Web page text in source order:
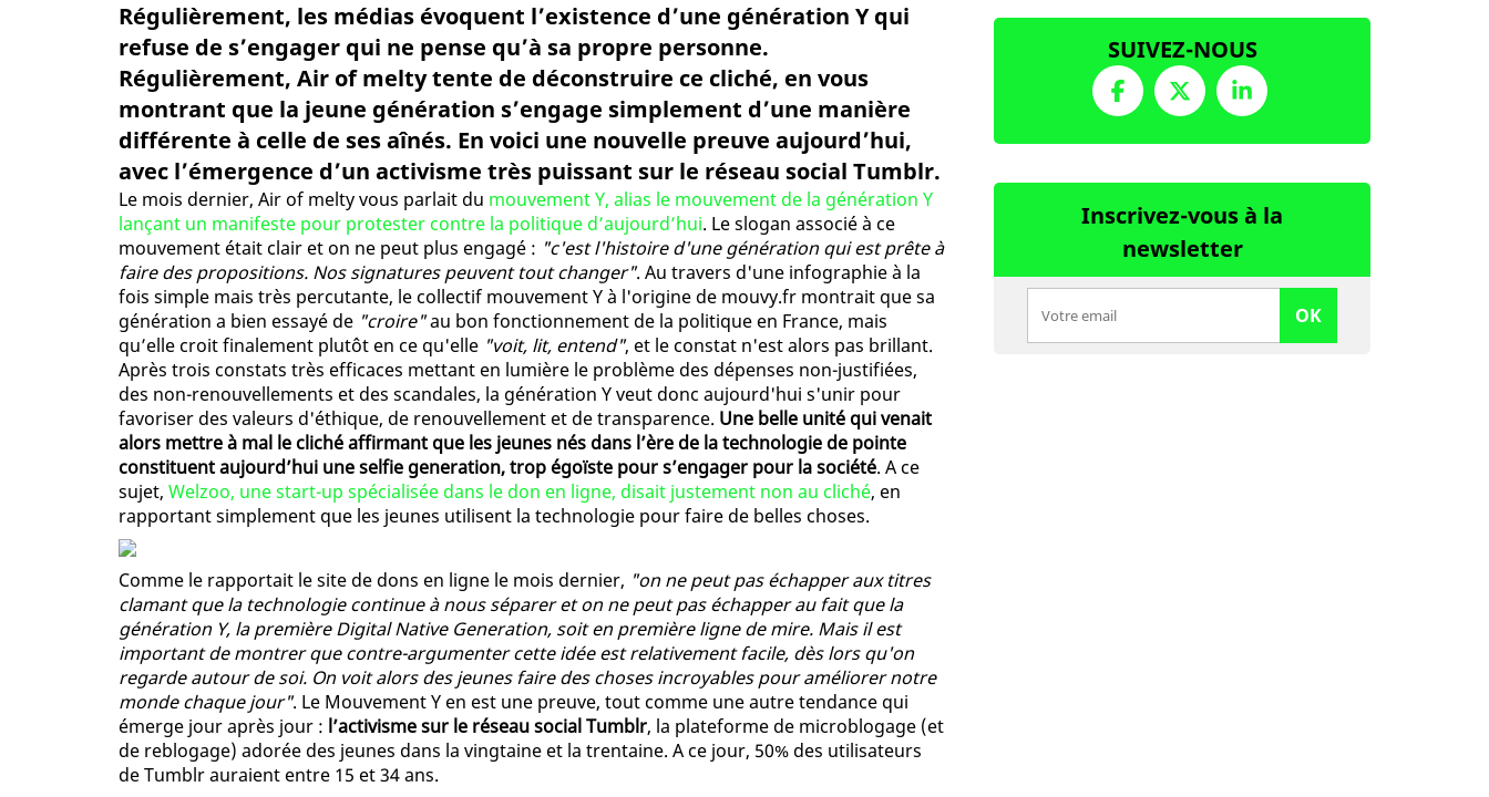
Régulièrement, les médias évoquent l’existence d’une génération Y qui
refuse de s’engager qui ne pense qu’à sa propre personne.
Régulièrement, Air of melty tente de déconstruire ce cliché, en vous
montrant que la jeune génération s’engage simplement d’une manière
différente à celle de ses aînés. En voici une nouvelle preuve aujourd’hui,
avec l’émergence d’un activisme très puissant sur le réseau social Tumblr.
Le mois dernier, Air of melty vous parlait du mouvement Y, alias le mouvement de la génération Y
lançant un manifeste pour protester contre la politique d’aujourd’hui. Le slogan associé à ce
mouvement était clair et on ne peut plus engagé : "c'est l'histoire d'une génération qui est prête à
faire des propositions. Nos signatures peuvent tout changer". Au travers d'une infographie à la
fois simple mais très percutante, le collectif mouvement Y à l'origine de mouvy.fr montrait que sa
génération a bien essayé de "croire"au bon fonctionnement de la politique en France, mais
qu’elle croit finalement plutôt en ce qu'elle "voit, lit, entend", et le constat n'est alors pas brillant.
Après trois constats très efficaces mettant en lumière le problème des dépenses non-justifiées,
des non-renouvellements et des scandales, la génération Y veut donc aujourd'hui s'unir pour
favoriser des valeurs d'éthique, de renouvellement et de transparence. Une belle unité qui venait
alors mettre à mal le cliché affirmant que les jeunes nés dans l’ère de la technologie de pointe
constituent aujourd’hui une selfie generation, trop égoïste pour s’engager pour la société. A ce
sujet, Welzoo, une start-up spécialisée dans le don en ligne, disait justement non au cliché, en
rapportant simplement que les jeunes utilisent la technologie pour faire de belles choses.
Comme le rapportait le site de dons en ligne le mois dernier, "on ne peut pas échapper aux titres
clamant que la technologie continue à nous séparer et on ne peut pas échapper au fait que la
génération Y, la première Digital Native Generation, soit en première ligne de mire. Mais il est
important de montrer que contre-argumenter cette idée est relativement facile, dès lors qu'on
regarde autour de soi. On voit alors des jeunes faire des choses incroyables pour améliorer notre
monde chaque jour". Le Mouvement Y en est une preuve, tout comme une autre tendance qui
émerge jour après jour : l’activisme sur le réseau social Tumblr, la plateforme de microblogage (et
de reblogage) adorée des jeunes dans la vingtaine et la trentaine. A ce jour, 50% des utilisateurs
de Tumblr auraient entre 15 et 34 ans.
SUIVEZ-NOUS
Inscrivez-vous à la
newsletter
OK